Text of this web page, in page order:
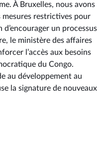
À Bruxelles, nous avons
mesures restrictives pour
un processus
le ministère des affaires
l’accès aux besoins
du Congo.
au développement au
la signature de nouveaux